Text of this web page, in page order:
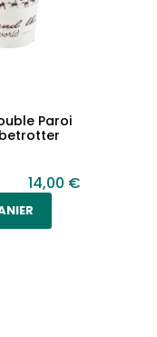
Paroi
14,00 €